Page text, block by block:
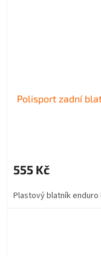
Polisport zadní
555 Kč
Plastový blatník enduro